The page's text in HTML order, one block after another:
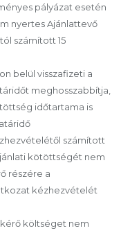
pályázat esetén
nyertes Ajánlattevő
számított 15
belül visszafizeti a
meghosszabbítja,
időtartama is
számított
kötöttségét nem
részére a
kézhezvételét
költséget nem